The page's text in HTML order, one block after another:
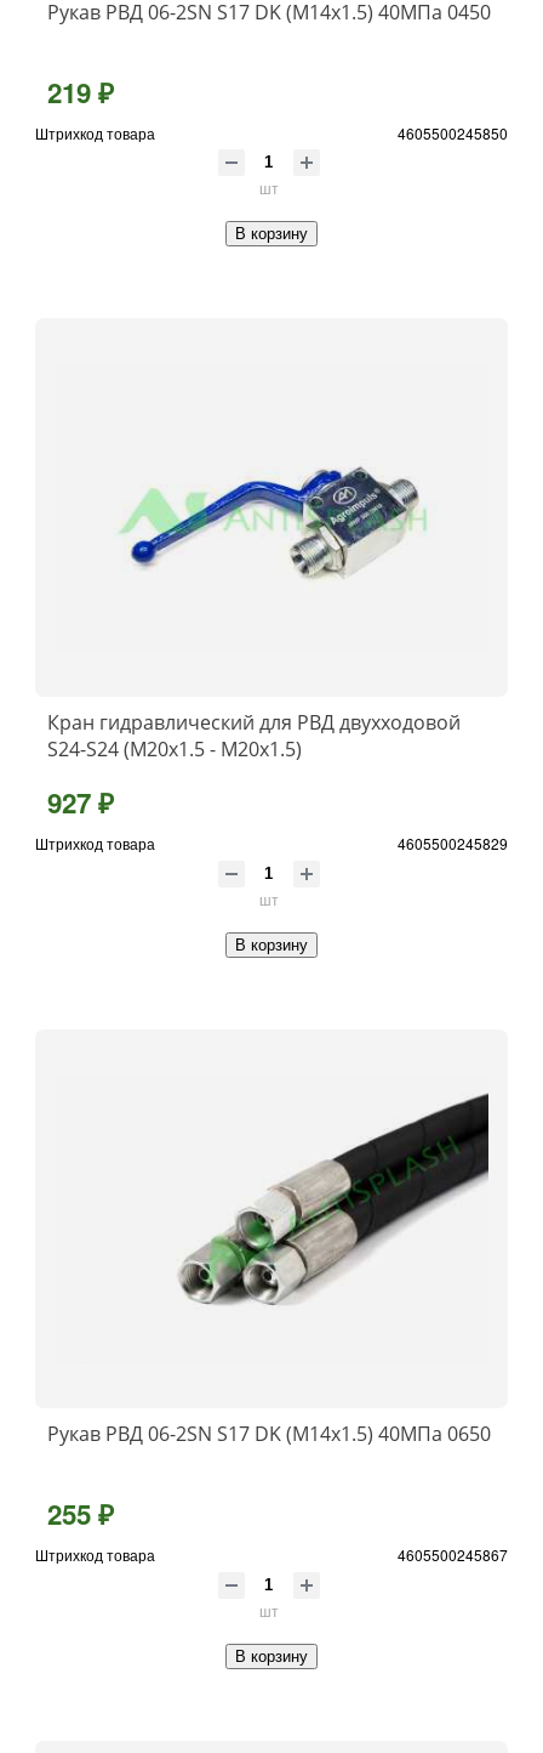
Рукав РВД 06-2SN S17 DK (М14х1.5) 40МПа 0450
219 ₽
Штрихкод товара 4605500245850
шт
В корзину
Кран гидравлический для РВД двухходовой
S24-S24 (М20х1.5 - М20х1.5)
927 ₽
Штрихкод товара 4605500245829
шт
В корзину
Рукав РВД 06-2SN S17 DK (М14х1.5) 40МПа 0650
255 ₽
Штрихкод товара 4605500245867
шт
В корзину